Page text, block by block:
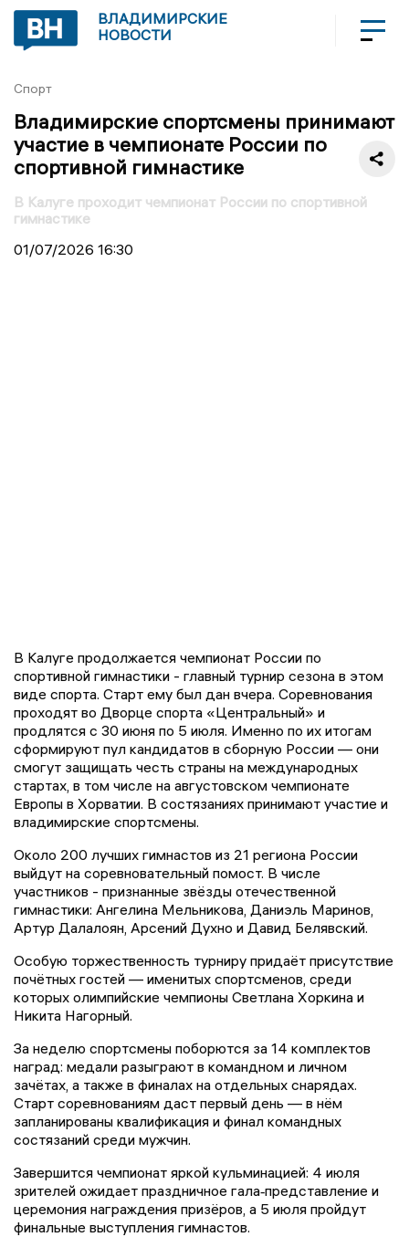
ВЛАДИМИРСКИЕ
НОВОСТИ
Спорт
Владимирские спортсмены принимают
участие в чемпионате России по
спортивной гимнастике
В Калуге проходит чемпионат России по спортивной
гимнастике
01/07/2026 16:30
В Калуге продолжается чемпионат России по
спортивной гимнастики - главный турнир сезона в этом
виде спорта. Старт ему был дан вчера. Соревнования
проходят во Дворце спорта «Центральный» и
продлятся с 30 июня по 5 июля. Именно по их итогам
сформируют пул кандидатов в сборную России — они
смогут защищать честь страны на международных
стартах, в том числе на августовском чемпионате
Европы в Хорватии. В состязаниях принимают участие и
владимирские спортсмены.
Около 200 лучших гимнастов из 21 региона России
выйдут на соревновательный помост. В числе
участников - признанные звёзды отечественной
гимнастики: Ангелина Мельникова, Даниэль Маринов,
Артур Далалоян, Арсений Духно и Давид Белявский.
Особую торжественность турниру придаёт присутствие
почётных гостей — именитых спортсменов, среди
которых олимпийские чемпионы Светлана Хоркина и
Никита Нагорный.
За неделю спортсмены поборются за 14 комплектов
наград: медали разыграют в командном и личном
зачётах, а также в финалах на отдельных снарядах.
Старт соревнованиям даст первый день — в нём
запланированы квалификация и финал командных
состязаний среди мужчин.
Завершится чемпионат яркой кульминацией: 4 июля
зрителей ожидает праздничное гала‑представление и
церемония награждения призёров, а 5 июля пройдут
финальные выступления гимнастов.